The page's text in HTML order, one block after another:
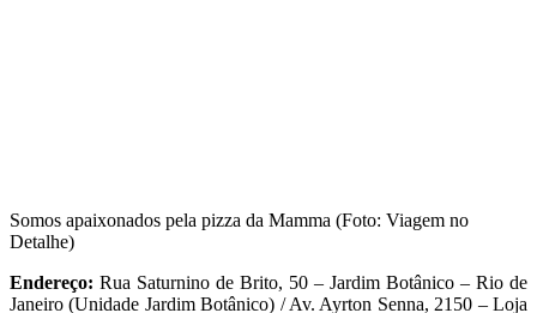
Somos apaixonados pela pizza da Mamma (Foto: Viagem no
Detalhe)
Endereço: Rua Saturnino de Brito, 50 – Jardim Botânico – Rio de
Janeiro (Unidade Jardim Botânico) / Av. Ayrton Senna, 2150 – Loja